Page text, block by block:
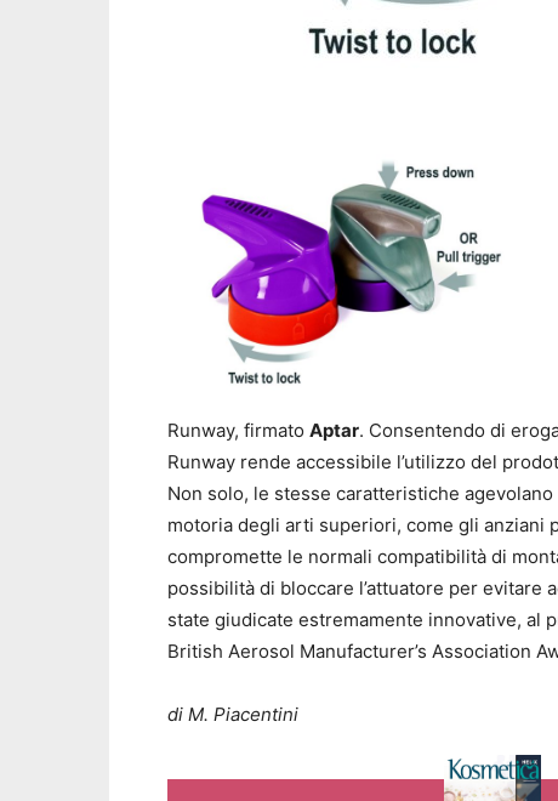
Runway, firmato Aptar. Consentendo di
Runway rende accessibile l’utilizzo del
Non solo, le stesse caratteristiche
motoria degli arti superiori, come gli anziani
compromette le normali compatibilità di
possibilità di bloccare l’attuatore per evitare
state giudicate estremamente innovative, al
British Aerosol Manufacturer’s Association
di M. Piacentini